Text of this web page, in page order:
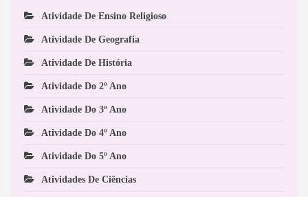
Atividade De Ensino Religioso
Atividade De Geografia
Atividade De História
Atividade Do 2º Ano
Atividade Do 3º Ano
Atividade Do 4º Ano
Atividade Do 5º Ano
Atividades De Ciências